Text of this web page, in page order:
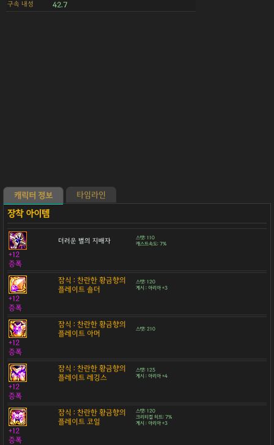
구속 내성 42.7
캐릭터 정보 타임라인
더러운 별의 지배자
스탯: 110
캐스트속도: 7%
+12
증폭
잠식 : 찬란한 황금향의
플레이트 숄더
스탯: 120
계시 : 아리아 +3
+12
증폭
잠식 : 찬란한 황금향의
플레이트 아머
스탯: 210
+12
증폭
잠식 : 찬란한 황금향의
플레이트 레깅스
스탯: 125
계시 : 아리아 +4
+12
증폭
잠식 : 찬란한 황금향의
플레이트 코일
스탯: 120
크리티컬 히트: 7%
계시 : 아리아 +3
+12
증폭